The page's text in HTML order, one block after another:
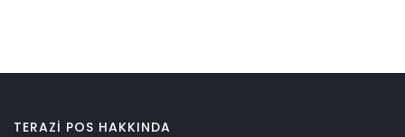
TERAZI POS HAKKINDA